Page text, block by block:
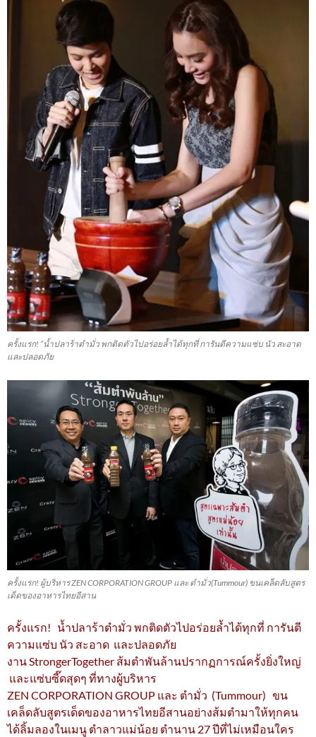
ครั้งแรก! “น้ำปลาร้าตำมั่ว พกติดตัวไปอร่อยล้ำได้ทุกที่ การันตีความแซ่บ นัว สะอาด
และปลอดภัย
ครั้งแรก! ผู้บริหาร ZEN CORPORATION GROUP และ ตำมั่ว(Tummour) ขนเคล็ดลับสูตร
เด็ดของอาหารไทยอีสาน
ครั้งแรก! น้ำปลาร้าตำมั่ว พกติดตัวไปอร่อยล้ำได้ทุกที่ การันตี
ความแซ่บ นัว สะอาด และปลอดภัย
งาน StrongerTogether ส้มตำพันล้านปรากฏการณ์ครั้งยิ่งใหญ่
และแซ่บซี๊ดสุดๆ ที่ทางผู้บริหาร
ZEN CORPORATION GROUP และ ตำมั่ว (Tummour) ขน
เคล็ดลับสูตรเด็ดของอาหารไทยอีสานอย่างส้มตำมาให้ทุกคน
ได้ลิ้มลองในเมนู ตำลาวแม่น้อย ตำนาน 27 ปีที่ไม่เหมือนใคร